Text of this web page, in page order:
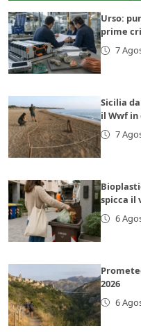
Urso:
prime
7
Sicilia
il Wwf
7
spicca il
6
2026
6